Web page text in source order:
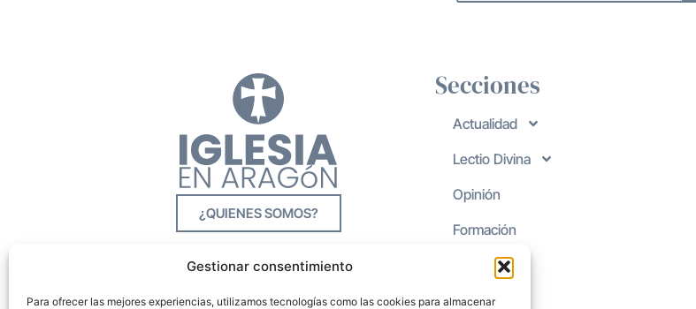
Gestionar consentimiento
Para ofrecer las mejores experiencias, utilizamos tecnologías como las cookies para almacenar
¿QUIENES SOMOS?
Secciones
Actualidad
Lectio Divina
Opinión
Formación